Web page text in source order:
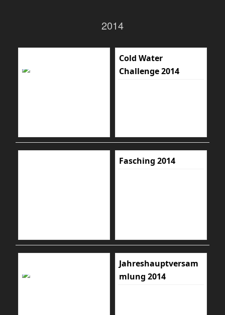
2014
Cold Water
Challenge 2014
Fasching 2014
Jahreshauptversam
mlung 2014